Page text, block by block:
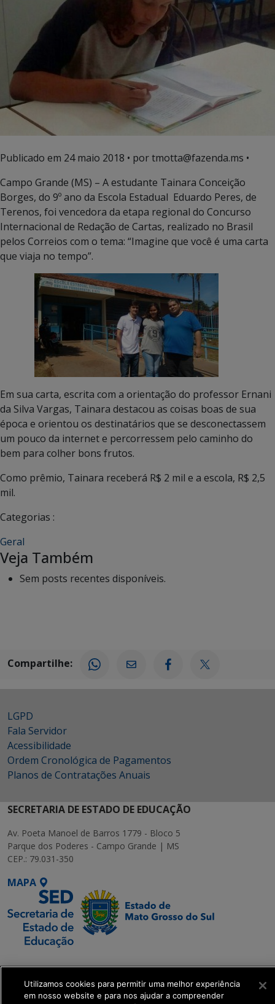
Publicado em 24 maio 2018 • por tmotta@fazenda.ms •
Campo Grande (MS) – A estudante Tainara Conceição
Borges, do 9º ano da Escola Estadual Eduardo Peres, de
Terenos, foi vencedora da etapa regional do Concurso
Internacional de Redação de Cartas, realizado no Brasil
pelos Correios com o tema: “Imagine que você é uma carta
que viaja no tempo”.
Em sua carta, escrita com a orientação do professor Ernani
da Silva Vargas, Tainara destacou as coisas boas de sua
época e orientou os destinatários que se desconectassem
um pouco da internet e percorressem pelo caminho do
bem para colher bons frutos.
Como prêmio, Tainara receberá R$ 2 mil e a escola, R$ 2,5
mil.
Categorias :
Geral
Veja Também
Sem posts recentes disponíveis.
Compartilhe:
LGPD
Fala Servidor
Acessibilidade
Ordem Cronológica de Pagamentos
Planos de Contratações Anuais
SECRETARIA DE ESTADO DE EDUCAÇÃO
Av. Poeta Manoel de Barros 1779 - Bloco 5
Parque dos Poderes - Campo Grande | MS
CEP.: 79.031-350
MAPA
SETDIG | Secretaria-
Executiva de
Transformação Digital
Utilizamos cookies para permitir uma melhor experiência
em nosso website e para nos ajudar a compreender